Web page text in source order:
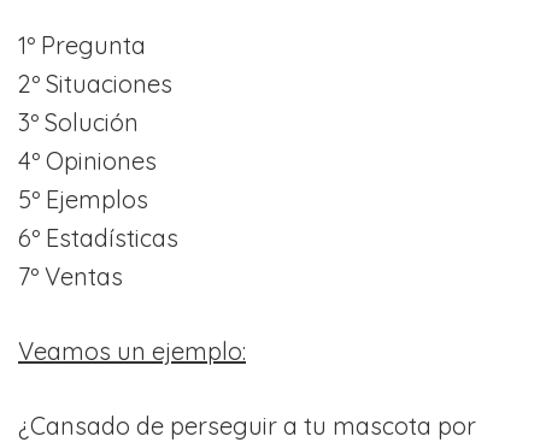
1º Pregunta
2º Situaciones
3º Solución
4º Opiniones
5º Ejemplos
6º Estadísticas
7º Ventas
Veamos un ejemplo:
¿Cansado de perseguir a tu mascota por